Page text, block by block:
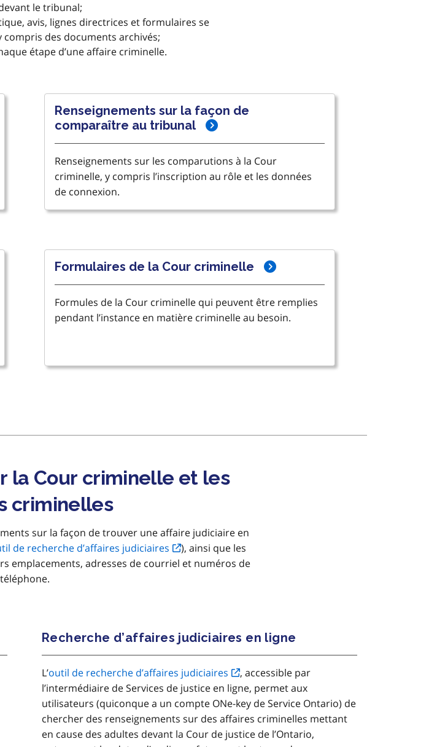
le tribunal;
avis, lignes directrices et formulaires se
des documents archivés;
étape d’une affaire criminelle.
Renseignements sur la façon de
comparaître au tribunal
Renseignements sur les comparutions à la Cour
criminelle, y compris l’inscription au rôle et les données
de connexion.
Formulaires de la Cour criminelle
Formules de la Cour criminelle qui peuvent être remplies
pendant l’instance en matière criminelle au besoin.
la Cour criminelle et les
criminelles
sur la façon de trouver une affaire judiciaire en
de recherche d’affaires judiciaires
), ainsi que les
emplacements, adresses de courriel et numéros de
téléphone.
Recherche d’affaires judiciaires en ligne
L’outil de recherche d’affaires judiciaires
, accessible par
l’intermédiaire de Services de justice en ligne, permet aux
utilisateurs (quiconque a un compte ONe-key de Service Ontario) de
chercher des renseignements sur des affaires criminelles mettant
en cause des adultes devant la Cour de justice de l’Ontario,